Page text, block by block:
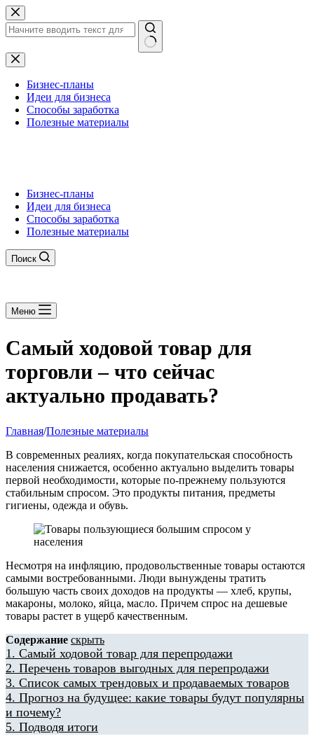
Перейти
к
сути
Ничего
не
найденоБизнес-планы
Идеи для бизнеса
Способы заработка
Полезные материалы
Бизнес-планы
Идеи для бизнеса
Способы заработка
Полезные материалы
Поиск
Меню
Самый ходовой товар для
торговли – что сейчас
актуально продавать?
Главная/Полезные материалы
В современных реалиях, когда покупательская способность
населения снижается, особенно актуально выделить товары
первой необходимости, которые по-прежнему пользуются
стабильным спросом. Это продукты питания, предметы
гигиены, одежда и обувь.
Несмотря на инфляцию, продовольственные товары остаются
самыми востребованными. Люди вынуждены тратить
большую часть своих доходов на продукты — хлеб, крупы,
макароны, молоко, яйца, масло. Причем спрос на дешевые
товары растет в ущерб качественным.
Содержание скрыть
1. Самый ходовой товар для перепродажи
2. Перечень товаров выгодных для перепродажи
3. Список самых трендовых и продаваемых товаров
4. Прогноз на будущее: какие товары будут популярны
и почему?
5. Подводя итоги